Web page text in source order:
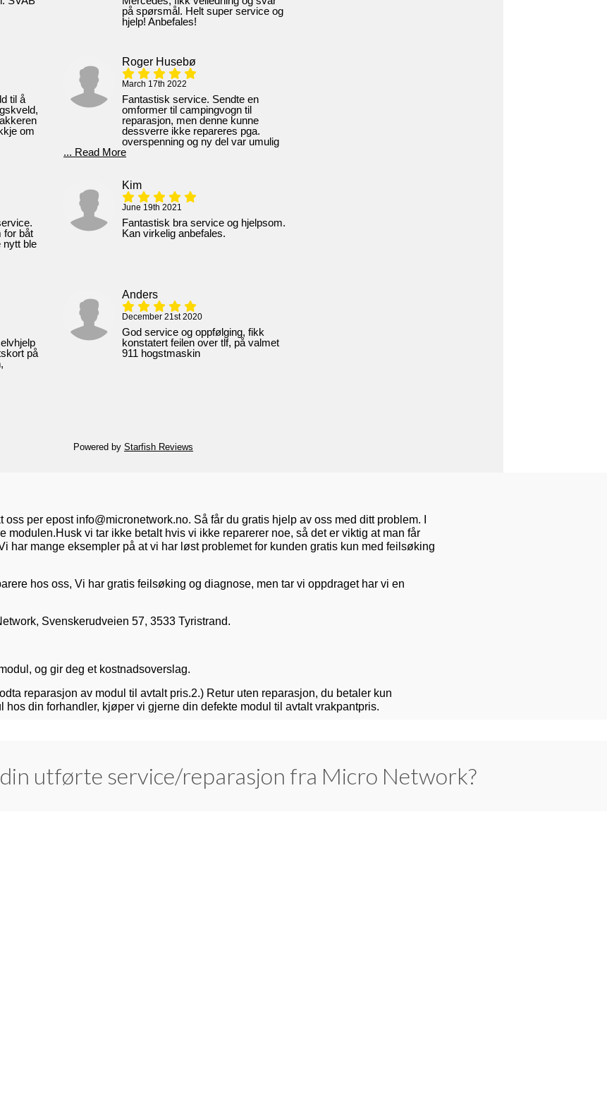
på spørsmål. Helt super service og
hjelp! Anbefales!
til å
om
Roger Husebø
March 17th 2022
Fantastisk service. Sendte en
omformer til campingvogn til
reparasjon, men denne kunne
dessverre ikke repareres pga.
overspenning og ny del var umulig
... Read More
for båt
nytt ble
Kim
June 19th 2021
Fantastisk bra service og hjelpsom.
Kan virkelig anbefales.
på
Anders
December 21st 2020
God service og oppfølging, fikk
konstatert feilen over tlf, på valmet
911 hogstmaskin
Powered by Starfish Reviews
per epost info@micronetwork.no. Så får du gratis hjelp av oss med ditt problem. I
modulen.Husk vi tar ikke betalt hvis vi ikke reparerer noe, så det er viktig at man får
har mange eksempler på at vi har løst problemet for kunden gratis kun med feilsøking
hos oss, Vi har gratis feilsøking og diagnose, men tar vi oppdraget har vi en
Svenskerudveien 57, 3533 Tyristrand.
og gir deg et kostnadsoverslag.
reparasjon av modul til avtalt pris.2.) Retur uten reparasjon, du betaler kun
din forhandler, kjøper vi gjerne din defekte modul til avtalt vrakpantpris.
utførte service/reparasjon fra Micro Network?